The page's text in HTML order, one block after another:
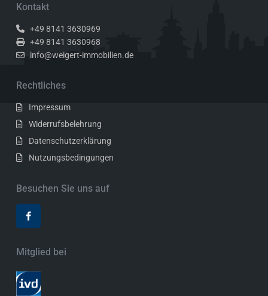
Kontakt
+49 8141 3630969
+49 8141 3630968
info@weigert-immobilien.de
Rechtliches
Impressum
Widerrufsbelehrung
Datenschutzerklärung
Nutzungsbedingungen
Besuchen Sie uns auf
Mitglied bei